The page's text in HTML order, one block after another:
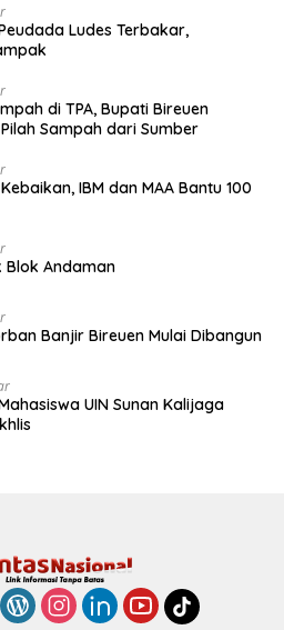
Ludes Terbakar,
di TPA, Bupati Bireuen
Sampah dari Sumber
IBM dan MAA Bantu 100
Blok Andaman
Banjir Bireuen Mulai Dibangun
UIN Sunan Kalijaga